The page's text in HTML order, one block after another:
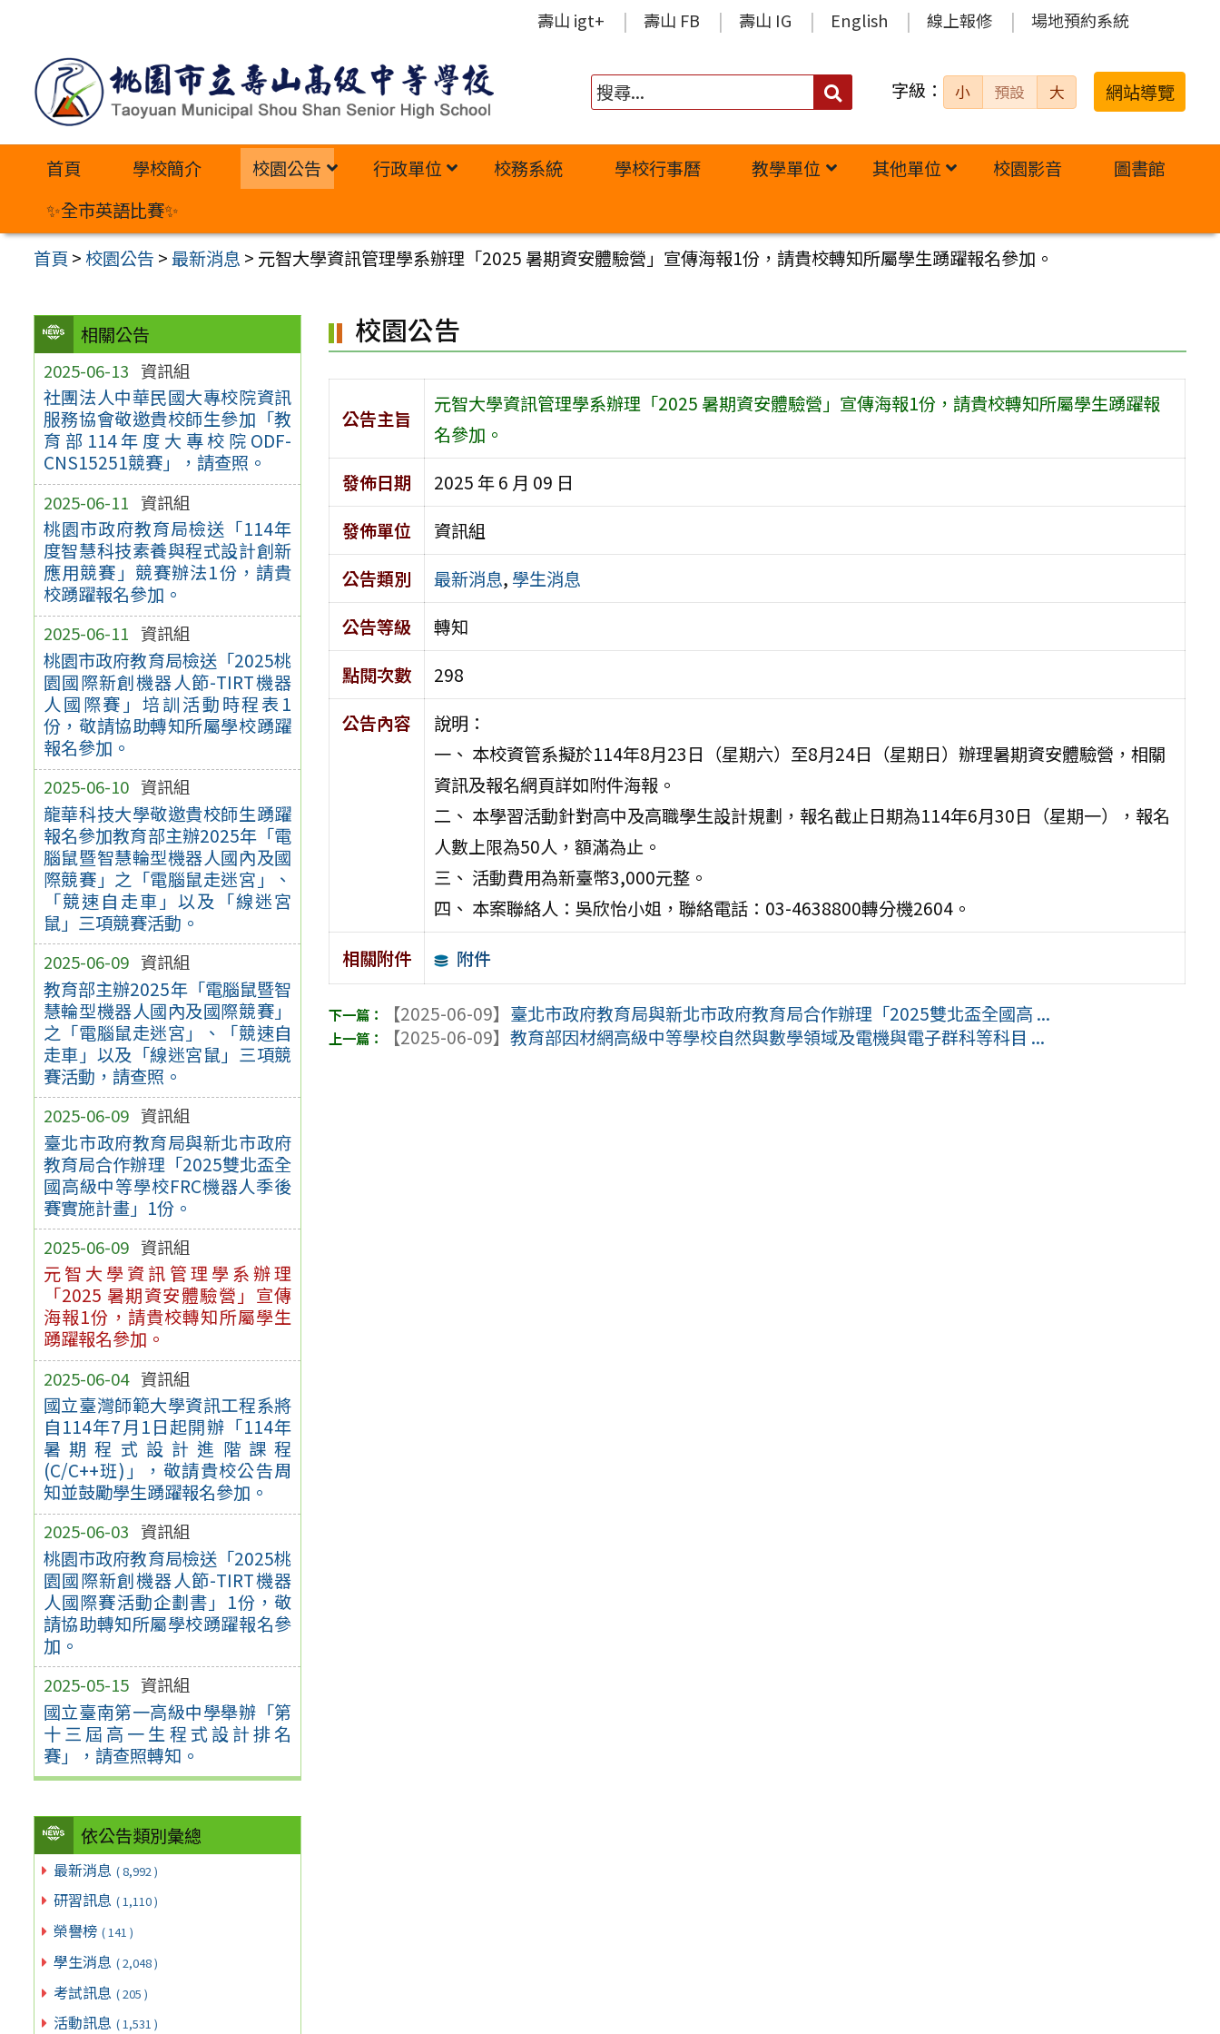
內
壽山 igt+ 壽山 FB 壽山 IG English 線上報修 場地預約系統
搜
字級： 小 預設 大 網站導覽
首頁 學校簡介 校園公告 行政單位 校務系統 學校行事曆 教學單位 其他單位 校園影音
圖書館
✨全市英語比賽✨
首頁 >校園公告 >最新消息 > 元智大學資訊管理學系辦理「2025 暑期資安體驗營」宣傳海報1份，請貴校轉知所屬學生踴躍報名參加。
相關公告
2025-06-13 資訊組
社團法人中華民國大專校院資訊
服務協會敬邀貴校師生參加「教
育部114年度大專校院ODF-
CNS15251競賽」，請查照。
2025-06-11 資訊組
桃園市政府教育局檢送「114年
度智慧科技素養與程式設計創新
應用競賽」競賽辦法1份，請貴
校踴躍報名參加。
2025-06-11 資訊組
桃園市政府教育局檢送「2025桃
園國際新創機器人節-TIRT機器
人國際賽」培訓活動時程表1
份，敬請協助轉知所屬學校踴躍
報名參加。
2025-06-10 資訊組
龍華科技大學敬邀貴校師生踴躍
報名參加教育部主辦2025年「電
腦鼠暨智慧輪型機器人國內及國
際競賽」之「電腦鼠走迷宮」、
「競速自走車」以及「線迷宮
鼠」三項競賽活動。
2025-06-09 資訊組
教育部主辦2025年「電腦鼠暨智
慧輪型機器人國內及國際競賽」
之「電腦鼠走迷宮」、「競速自
走車」以及「線迷宮鼠」三項競
賽活動，請查照。
2025-06-09 資訊組
臺北市政府教育局與新北市政府
教育局合作辦理「2025雙北盃全
國高級中等學校FRC機器人季後
賽實施計畫」1份。
2025-06-09 資訊組
元智大學資訊管理學系辦理
「2025 暑期資安體驗營」宣傳
海報1份，請貴校轉知所屬學生
踴躍報名參加。
2025-06-04 資訊組
國立臺灣師範大學資訊工程系將
自114年7月1日起開辦「114年
暑期程式設計進階課程
(C/C++班)」，敬請貴校公告周
知並鼓勵學生踴躍報名參加。
2025-06-03 資訊組
桃園市政府教育局檢送「2025桃
園國際新創機器人節-TIRT機器
人國際賽活動企劃書」1份，敬
請協助轉知所屬學校踴躍報名參
加。
2025-05-15 資訊組
國立臺南第一高級中學舉辦「第
十三屆高一生程式設計排名
賽」，請查照轉知。
依公告類別彙總
最新消息 ( 8,992 )
研習訊息 ( 1,110 )
榮譽榜 ( 141 )
學生消息 ( 2,048 )
考試訊息 ( 205 )
活動訊息 ( 1,531 )
校園公告
公告主旨
元智大學資訊管理學系辦理「2025 暑期資安體驗營」宣傳海報1份，請貴校轉知所屬學生踴躍報
名參加。
發佈日期
2025 年 6 月 09 日
發佈單位
資訊組
公告類別
最新消息, 學生消息
公告等級
轉知
點閱次數
298
公告內容
說明：
一、 本校資管系擬於114年8月23日（星期六）至8月24日（星期日）辦理暑期資安體驗營，相關
資訊及報名網頁詳如附件海報。
二、 本學習活動針對高中及高職學生設計規劃，報名截止日期為114年6月30日（星期一），報名
人數上限為50人，額滿為止。
三、 活動費用為新臺幣3,000元整。
四、 本案聯絡人：吳欣怡小姐，聯絡電話：03-4638800轉分機2604。
相關附件
附件
【2025-06-09】 臺北市政府教育局與新北市政府教育局合作辦理「2025雙北盃全國高 ...
【2025-06-09】教育部因材網高級中等學校自然與數學領域及電機與電子群科等科目 ...